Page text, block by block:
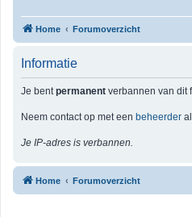
Home Forumoverzicht
Informatie
Je bentpermanent verbannen van dit
Neem contact op met een beheerder
Je IP-adres is verbannen.
Home Forumoverzicht